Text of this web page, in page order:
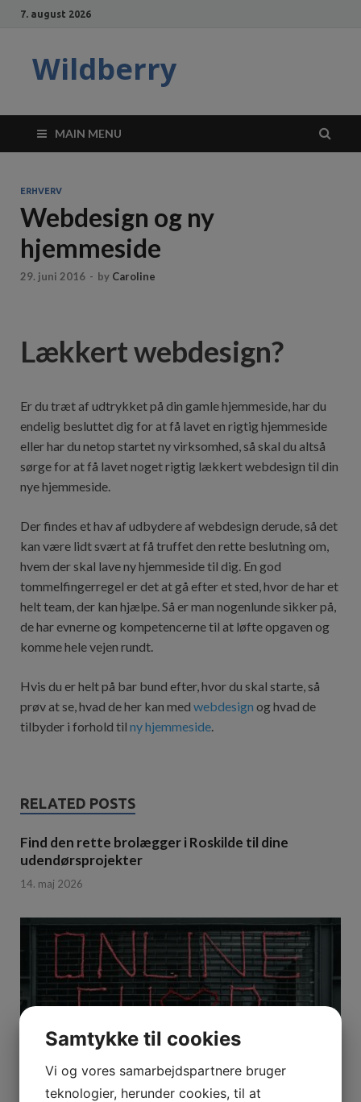
7. august 2026
Wildberry
MAIN MENU
ERHVERV
Webdesign og ny
hjemmeside
29. juni 2016 - by Caroline
Lækkert webdesign?
Er du træt af udtrykket på din gamle hjemmeside, har du
endelig besluttet dig for at få lavet en rigtig hjemmeside
eller har du netop startet ny virksomhed, så skal du altså
sørge for at få lavet noget rigtig lækkert webdesign til din
nye hjemmeside.
Der findes et hav af udbydere af webdesign derude, så det
kan være lidt svært at få truffet den rette beslutning om,
hvem der skal lave ny hjemmeside til dig. En god
tommelfingerregel er det at gå efter et sted, hvor de har et
helt team, der kan hjælpe. Så er man nogenlunde sikker på,
de har evnerne og kompetencerne til at løfte opgaven og
komme hele vejen rundt.
Hvis du er helt på bar bund efter, hvor du skal starte, så
prøv at se, hvad de her kan med webdesign og hvad de
tilbyder i forhold til ny hjemmeside.
RELATED POSTS
Find den rette brolægger i Roskilde til dine
udendørsprojekter
14. maj 2026
Samtykke til cookies
Vi og vores samarbejdspartnere bruger
teknologier, herunder cookies, til at